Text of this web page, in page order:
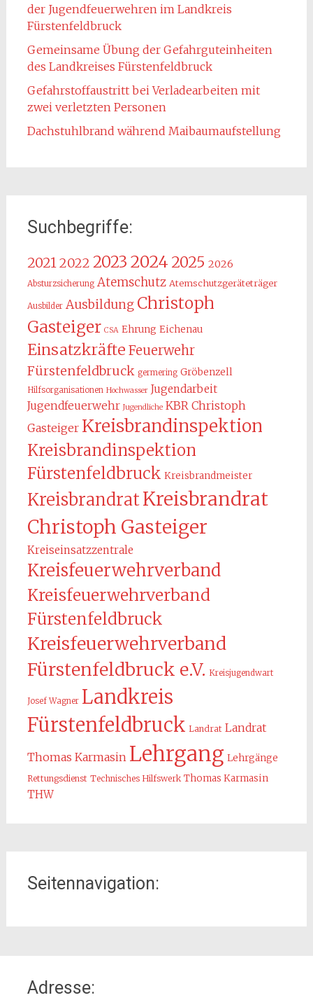
der Jugendfeuerwehren im Landkreis
Fürstenfeldbruck
Gemeinsame Übung der Gefahrguteinheiten
des Landkreises Fürstenfeldbruck
Gefahrstoffaustritt bei Verladearbeiten mit
zwei verletzten Personen
Dachstuhlbrand während Maibaumaufstellung
Suchbegriffe:
20212022 2023 2024 2025 2026
Absturzsicherung Atemschutz Atemschutzgeräteträger
Ausbilder Ausbildung Christoph
Gasteiger CSA Ehrung Eichenau
Einsatzkräfte Feuerwehr
Fürstenfeldbruck germering Gröbenzell
Hilfsorganisationen Hochwasser Jugendarbeit
Jugendfeuerwehr Jugendliche KBR Christoph
Gasteiger Kreisbrandinspektion
Kreisbrandinspektion
Fürstenfeldbruck Kreisbrandmeister
KreisbrandratKreisbrandrat
Christoph Gasteiger
Kreiseinsatzzentrale
Kreisfeuerwehrverband
Kreisfeuerwehrverband
Fürstenfeldbruck
Kreisfeuerwehrverband
Fürstenfeldbruck e.V. Kreisjugendwart
Josef Wagner Landkreis
Fürstenfeldbruck Landrat Landrat
Thomas Karmasin Lehrgang Lehrgänge
Rettungsdienst Technisches Hilfswerk Thomas Karmasin
THW
Seitennavigation:
Organisation
Adresse: